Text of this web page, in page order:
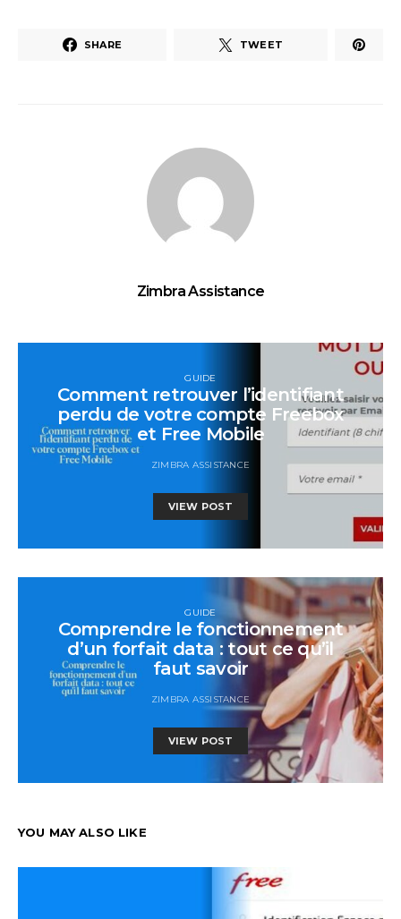
SHARE TWEET
Zimbra Assistance
GUIDE
Comment retrouver l’identifiant
perdu de votre compte Freebox
et Free Mobile
ZIMBRA ASSISTANCE
VIEW POST
GUIDE
Comprendre le fonctionnement
d’un forfait data : tout ce qu’il
faut savoir
ZIMBRA ASSISTANCE
VIEW POST
YOU MAY ALSO LIKE